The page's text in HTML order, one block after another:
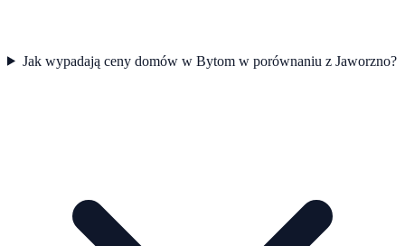
Jak wypadają ceny domów w Bytom w porównaniu z Jaworzno?